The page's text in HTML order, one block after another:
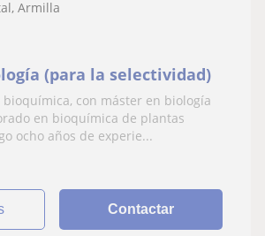
Armilla
(para la selectividad)
bioquímica, con máster en biología
en bioquímica de plantas
ocho años de experie...
Contactar